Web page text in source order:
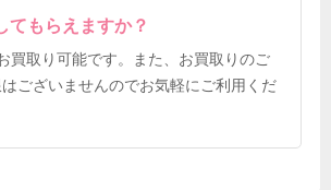
てもらえますか？
買取り可能です。また、お買取りのご
ございませんのでお気軽にご利用くだ